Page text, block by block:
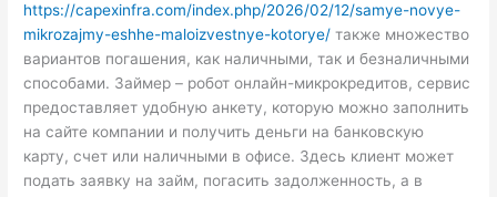
https://capexinfra.com/index.php/2026/02/12/samye-novye-
mikrozajmy-eshhe-maloizvestnye-kotorye/ также множество
вариантов погашения, как наличными, так и безналичными
способами. Займер – робот онлайн-микрокредитов, сервис
предоставляет удобную анкету, которую можно заполнить
на сайте компании и получить деньги на банковскую
карту, счет или наличными в офисе. Здесь клиент может
подать заявку на займ, погасить задолженность, а в